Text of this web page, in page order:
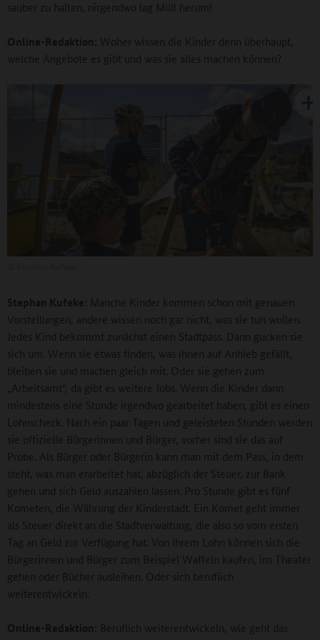
sauber zu halten, nirgendwo lag Müll herum!
Online-Redaktion: Woher wissen die Kinder denn überhaupt,
welche Angebote es gibt und was sie alles machen können?
Stephan Kufeke: Manche Kinder kommen schon mit genauen
Vorstellungen, andere wissen noch gar nicht, was sie tun wollen.
Jedes Kind bekommt zunächst einen Stadtpass. Dann gucken sie
sich um. Wenn sie etwas finden, was ihnen auf Anhieb gefällt,
bleiben sie und machen gleich mit. Oder sie gehen zum
„Arbeitsamt“, da gibt es weitere Jobs. Wenn die Kinder dann
mindestens eine Stunde irgendwo gearbeitet haben, gibt es einen
Lohnscheck. Nach ein paar Tagen und geleisteten Stunden werden
sie offizielle Bürgerinnen und Bürger, vorher sind sie das auf
Probe. Als Bürger oder Bürgerin kann man mit dem Pass, in dem
steht, was man erarbeitet hat, abzüglich der Steuer, zur Bank
gehen und sich Geld auszahlen lassen. Pro Stunde gibt es fünf
Kometen, die Währung der Kinderstadt. Ein Komet geht immer
als Steuer direkt an die Stadtverwaltung, die also so vom ersten
Tag an Geld zur Verfügung hat. Von ihrem Lohn können sich die
Bürgerinnen und Bürger zum Beispiel Waffeln kaufen, ins Theater
gehen oder Bücher ausleihen. Oder sich beruflich
weiterentwickeln.
Online-Redaktion: Beruflich weiterentwickeln, wie geht das